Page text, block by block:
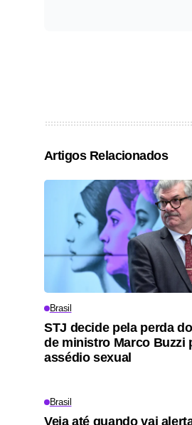
Artigos Relacionados
Brasil
STJ decide pela perda
de ministro Marco Buzzi
assédio sexual
Brasil
Veja até quando vai